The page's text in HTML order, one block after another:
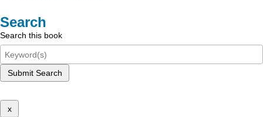
Search
Search this book
Submit Search
x